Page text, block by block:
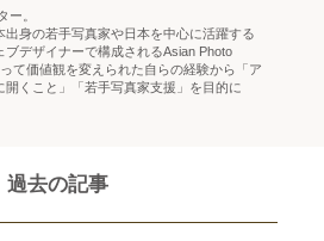
ー。
出身の若手写真家や日本を中心に活躍する
ブデザイナーで構成されるAsian Photo
て価値観を変えられた自らの経験から「ア
開くこと」「若手写真家支援」を目的に
過去の記事